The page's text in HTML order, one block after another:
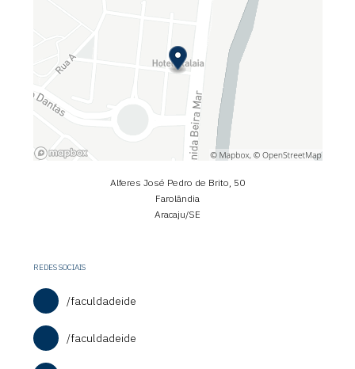
Alferes José Pedro de Brito, 50
Farolândia
Aracaju/SE
REDES SOCIAIS
/faculdadeide
/faculdadeide